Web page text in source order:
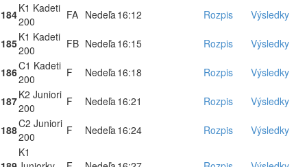
184K1 Kadeti
200
FA Nedeľa16:12 Rozpis Výsledky
185K1 Kadeti
200
FB Nedeľa16:15 Rozpis Výsledky
186C1 Kadeti
200
F Nedeľa16:18 Rozpis Výsledky
187K2 Juniori
200
F Nedeľa16:21 Rozpis Výsledky
188C2 Juniori
200
F Nedeľa16:24 Rozpis Výsledky
K1